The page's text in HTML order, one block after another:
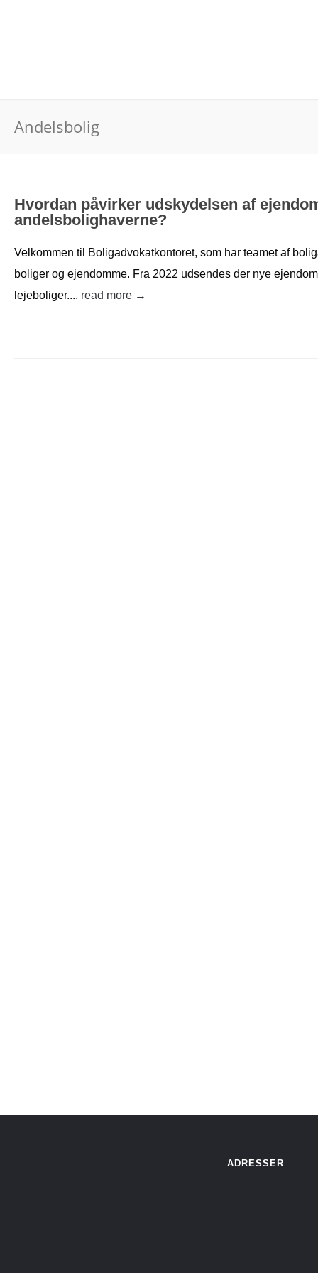
Andelsbolig
Hvordan påvirker udskydelsen af
andelsbolighaverne?
Velkommen til Boligadvokatkontoret, som har teamet af
boliger og ejendomme. Fra 2022 udsendes der nye
lejeboliger.... read more →
ADRESSER